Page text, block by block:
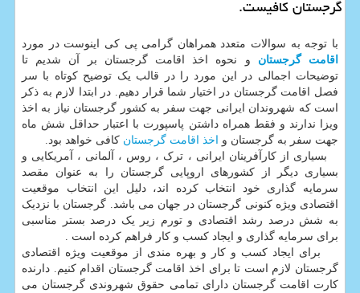
گرجستان كافیست.
با توجه به سوالات متعدد همراهان گرامی پی کی اینوست در مورد
اقامت گرجستان و نحوه اخذ اقامت گرجستان بر آن شدیم تا
توضیحات اجمالی در این مورد را در قالب یک توضیح کوتاه با سر
فصل اقامت گرجستان در اختیار شما قرار دهیم. در ابتدا لازم به ذکر
است که شهروندان ایرانی جهت سفر به کشور گرجستان نیاز به اخذ
ویزا ندارند و فقط همراه داشتن پاسپورت با اعتبار حداقل شش ماه
جهت سفر به گرجستان و اخذ اقامت گرجستان کافی خواهد بود.
بسیاری از کارآفرینان ایرانی ، ترک ، روس ، آلمانی ، آمریکایی و
بسیاری دیگر از کشورهای اروپایی گرجستان را به عنوان مقصد
سرمایه گذاری خود انتخاب کرده اند، دلیل این انتخاب موقعیت
اقتصادی ویژه کنونی گرجستان در جهان می باشد. گرجستان با نزدیک
به شش درصد رشد اقتصادی و تورم زیر یک درصد بستر مناسبی
برای سرمایه گذاری و ایجاد کسب و کار فراهم کرده است .
برای ایجاد کسب و کار و بهره مندی از موقعیت ویژه اقتصادی
گرجستان لازم است تا برای اخذ اقامت گرجستان اقدام کنیم. دارنده
کارت اقامت گرجستان دارای تمامی حقوق شهروندی گرجستان می